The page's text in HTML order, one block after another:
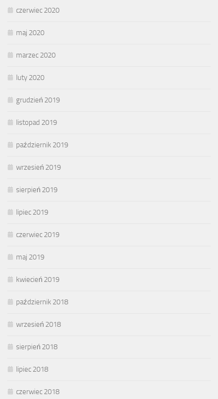
czerwiec 2020
maj 2020
marzec 2020
luty 2020
grudzień 2019
listopad 2019
październik 2019
wrzesień 2019
sierpień 2019
lipiec 2019
czerwiec 2019
maj 2019
kwiecień 2019
październik 2018
wrzesień 2018
sierpień 2018
lipiec 2018
czerwiec 2018